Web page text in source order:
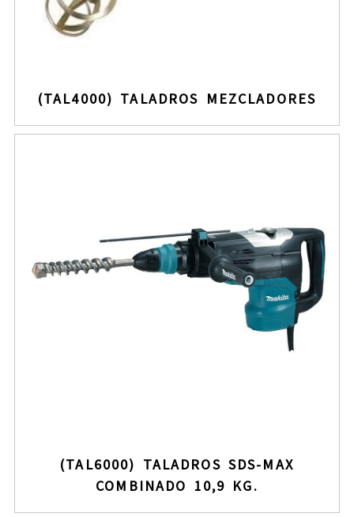
(TAL4000) TALADROS MEZCLADORES
(TAL6000) TALADROS SDS-MAX
COMBINADO 10,9 KG.